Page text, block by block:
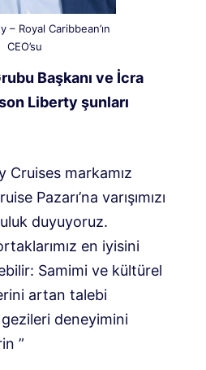
– Royal Caribbean’ın
CEO’su
Başkanı ve İcra
Liberty şunları
Cruises markamız
Pazarı’na varışımızı
duyuyoruz.
en iyisini
Samimi ve kültürel
artan talebi
deneyimini
”